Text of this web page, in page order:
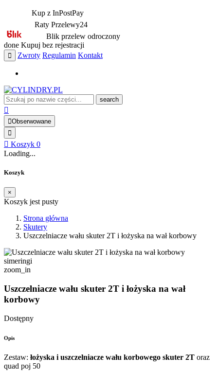
Kup z InPostPay
Raty Przelewy24
Blik przelew odroczony
done Kupuj bez rejestracji
Zwroty Regulamin Kontakt
search
Obserwowane
Koszyk 0
Loading...
Koszyk
×
Koszyk jest pusty
Strona główna
Skutery
Uszczelniacze wału skuter 2T i łożyska na wał korbowy
zoom_in
Uszczelniacze wału skuter 2T i łożyska na wał
korbowy
Dostępny
Opis
Zestaw: łożyska i uszczelniacze wału korbowego skuter 2T oraz
quad poj 50